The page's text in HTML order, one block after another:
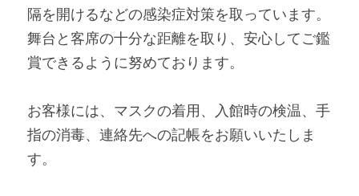
隔を開けるなどの感染症対策を取っています。
舞台と客席の十分な距離を取り、安心してご鑑
賞できるように努めております。
お客様には、マスクの着用、入館時の検温、手
指の消毒、連絡先への記帳をお願いいたしま
す。